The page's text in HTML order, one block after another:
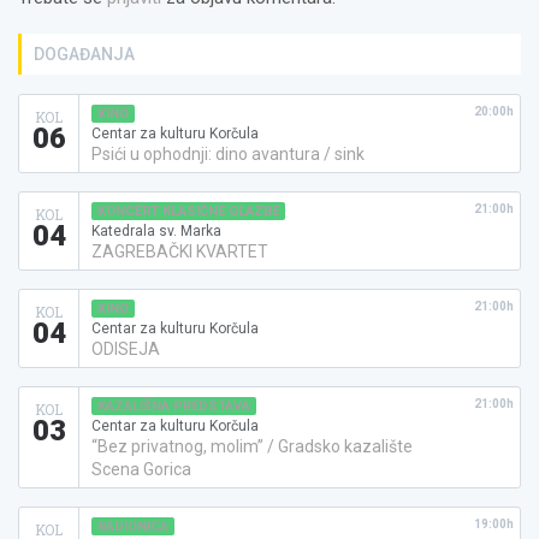
DOGAĐANJA
KOL
06
KINO
Centar za kulturu Korčula
Psići u ophodnji: dino avantura / sink
20:00h
KOL
04
KONCERT KLASIČNE GLAZBE
Katedrala sv. Marka
ZAGREBAČKI KVARTET
21:00h
KOL
04
KINO
Centar za kulturu Korčula
ODISEJA
21:00h
KOL
03
KAZALIŠNA PREDSTAVA
Centar za kulturu Korčula
“Bez privatnog, molim” / Gradsko kazalište
Scena Gorica
21:00h
KOL RADIONICA 19:00h